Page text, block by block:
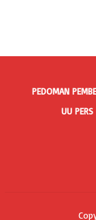
PEDOMAN
UU PERS